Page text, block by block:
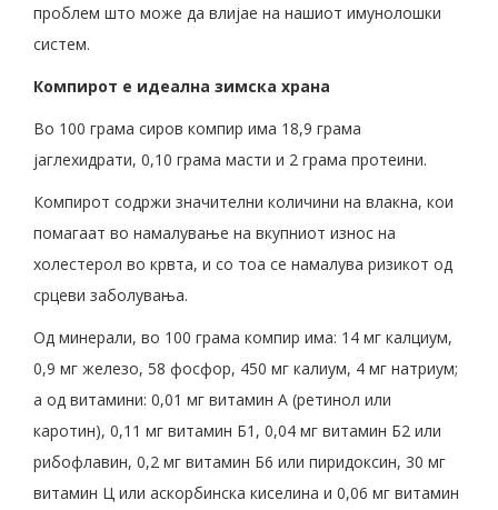
проблем што може да влијае на нашиот имунолошки
систем.
Компирот е идеална зимска храна
Во 100 грама сиров компир има 18,9 грама
јаглехидрати, 0,10 грама масти и 2 грама протеини.
Компирот содржи значителни количини на влакна, кои
помагаат во намалување на вкупниот износ на
холестерол во крвта, и со тоа се намалува ризикот од
срцеви заболувања.
Од минерали, во 100 грама компир има: 14 мг калциум,
0,9 мг железо, 58 фосфор, 450 мг калиум, 4 мг натриум;
а од витамини: 0,01 мг витамин А (ретинол или
каротин), 0,11 мг витамин Б1, 0,04 мг витамин Б2 или
рибофлавин, 0,2 мг витамин Б6 или пиридоксин, 30 мг
витамин Ц или аскорбинска киселина и 0,06 мг витамин